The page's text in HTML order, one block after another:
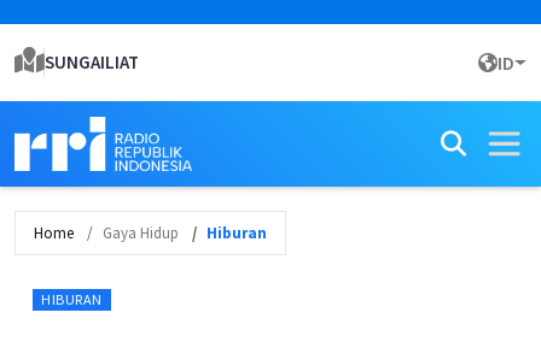
SUNGAILIAT ID
Home Gaya Hidup Hiburan
HIBURAN